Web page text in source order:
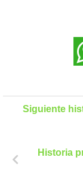
Siguiente
Historia